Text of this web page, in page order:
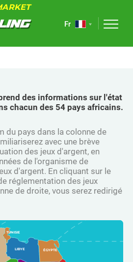
Fr
des informations sur l'état
chacun des 54 pays africains.
du pays dans la colonne de
avec une brève
des jeux d'argent, en
de l'organisme de
d'argent. En cliquant sur le
réglementation des jeux
de droite, vous serez redirigé
TUNISIE
LIBYE ÉGYPTE